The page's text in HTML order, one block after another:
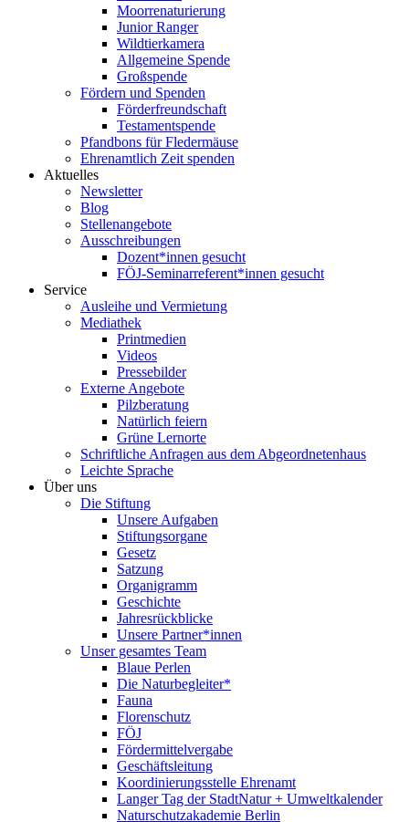
Moorrenaturierung
Junior Ranger
Wildtierkamera
Allgemeine Spende
Großspende
Fördern und Spenden
Förderfreundschaft
Testamentspende
Pfandbons für Fledermäuse
Ehrenamtlich Zeit spenden
Aktuelles
Newsletter
Blog
Stellenangebote
Ausschreibungen
Dozent*innen gesucht
FÖJ-Seminarreferent*innen gesucht
Service
Ausleihe und Vermietung
Mediathek
Printmedien
Videos
Pressebilder
Externe Angebote
Pilzberatung
Natürlich feiern
Grüne Lernorte
Schriftliche Anfragen aus dem Abgeordnetenhaus
Leichte Sprache
Über uns
Die Stiftung
Unsere Aufgaben
Stiftungsorgane
Gesetz
Satzung
Organigramm
Geschichte
Jahresrückblicke
Unsere Partner*innen
Unser gesamtes Team
Blaue Perlen
Die Naturbegleiter*
Fauna
Florenschutz
FÖJ
Fördermittelvergabe
Geschäftsleitung
Koordinierungsstelle Ehrenamt
Langer Tag der StadtNatur + Umweltkalender
Naturschutzakademie Berlin